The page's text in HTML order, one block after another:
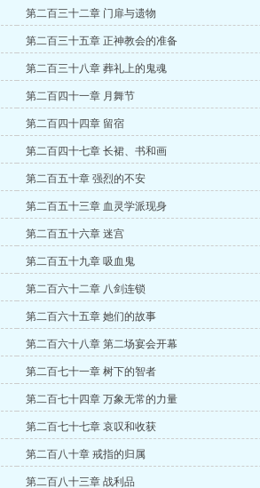
第二百三十二章 门扉与遗物
第二百三十五章 正神教会的准备
第二百三十八章 葬礼上的鬼魂
第二百四十一章 月舞节
第二百四十四章 留宿
第二百四十七章 长裙、书和画
第二百五十章 强烈的不安
第二百五十三章 血灵学派现身
第二百五十六章 迷宫
第二百五十九章 吸血鬼
第二百六十二章 八剑连锁
第二百六十五章 她们的故事
第二百六十八章 第二场宴会开幕
第二百七十一章 树下的智者
第二百七十四章 万象无常的力量
第二百七十七章 哀叹和收获
第二百八十章 戒指的归属
第二百八十三章 战利品